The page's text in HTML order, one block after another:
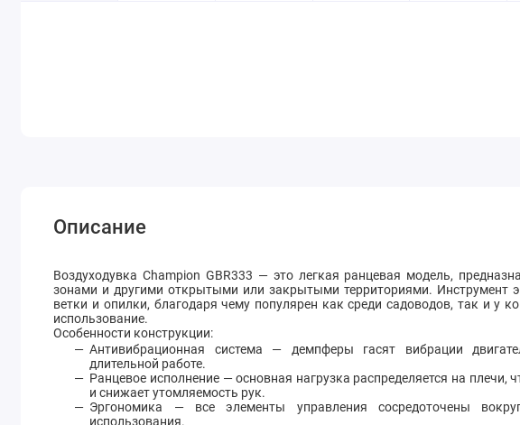
Описание
Воздуходувка Champion GBR333 — это легкая ранцевая модель,
зонами и другими открытыми или закрытыми территориями. Инструмент
ветки и опилки, благодаря чему популярен как среди садоводов, так и у
использование.
Особенности конструкции:
Антивибрационная система — демпферы гасят вибрации
длительной работе.
Ранцевое исполнение — основная нагрузка распределяется на плечи,
и снижает утомляемость рук.
Эргономика — все элементы управления сосредоточены
использования.